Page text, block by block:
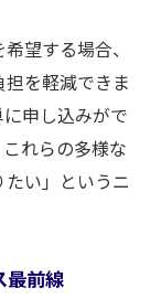
望する場合、
を軽減できま
申し込みがで
れらの多様な
い」というニ
最前線